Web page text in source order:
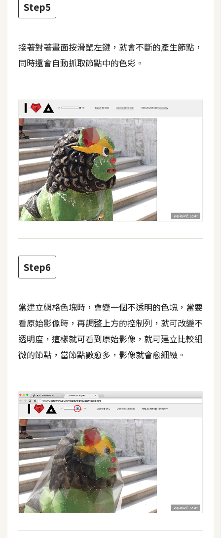
主
機
網
E
O
工
具
免
費
空
間
頁
設
前
端
T
/
C
S
S
J
a
v
a
S
Step5
接著對著畫面按滑鼠左鍵，就會不斷的產生節點，
同時還會自動抓取節點中的色彩。
Step6
當建立網格色塊時，會變一個不透明的色塊，當要
看原始影像時，再調整上方的控制列，就可改變不
透明度，這樣就可看到原始影像，就可建立比較細
微的節點，當節點數愈多，影像就會愈細緻。